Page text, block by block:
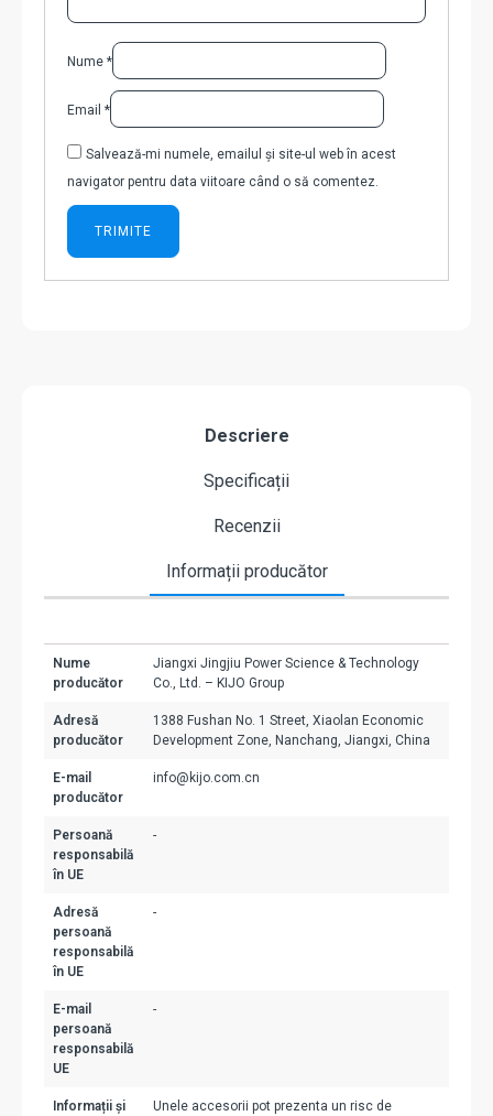
Nume *
Email *
Salvează-mi numele, emailul și site-ul web în acest
navigator pentru data viitoare când o să comentez.
Descriere
Specificații
Recenzii
Informații producător
Nume
producător
Jiangxi Jingjiu Power Science & Technology
Co., Ltd. – KIJO Group
Adresă
producător
1388 Fushan No. 1 Street, Xiaolan Economic
Development Zone, Nanchang, Jiangxi, China
E-mail
producător
info@kijo.com.cn
Persoană
responsabilă
în UE
-
Adresă
persoană
responsabilă
în UE
-
E-mail
persoană
responsabilă
UE
-
Informații și
Unele accesorii pot prezenta un risc de